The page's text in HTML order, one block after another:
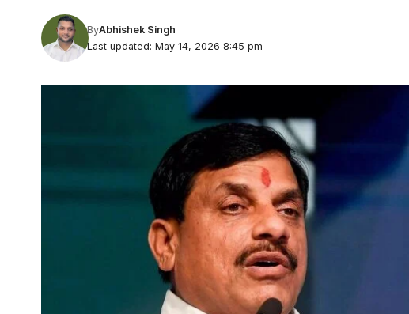
Last updated: May 14, 2026 8:45 pm
ByAbhishek Singh